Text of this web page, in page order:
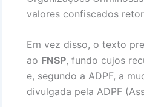
valores confiscados
Em vez disso, o texto
ao FNSP, fundo cujos
e, segundo a ADPF, a
divulgada pela ADPF